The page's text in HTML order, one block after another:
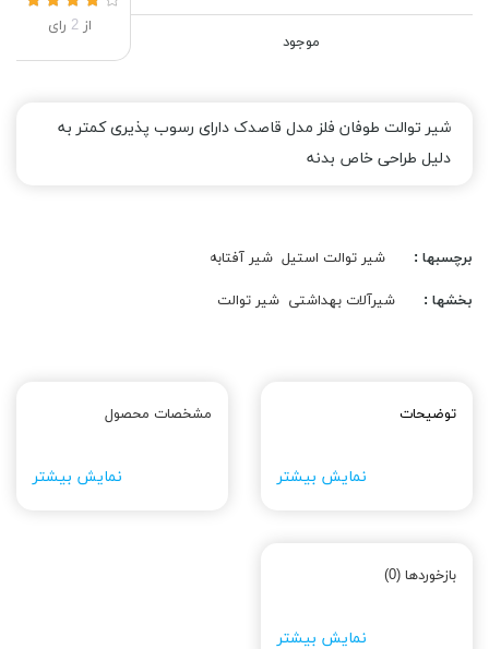
موجود
از 2 رای
شیر توالت طوفان فلز مدل قاصدک دارای رسوب پذیری کمتر به
دلیل طراحی خاص بدنه
برچسبها : شیر توالت استیل شیر آفتابه
بخشها : شیرآلات بهداشتی شیر توالت
توضیحات
نمایش بیشتر
مشخصات محصول
نمایش بیشتر
بازخوردها (0)
نمایش بیشتر